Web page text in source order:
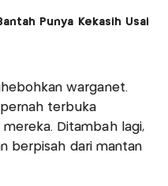
Punya Kekasih Usai
warganet.
pernah terbuka
Ditambah lagi,
berpisah dari mantan